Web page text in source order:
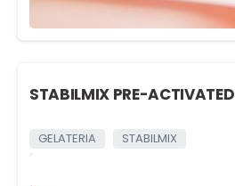
STABILMIX PRE-ACTIVATED
GELATERIA STABILMIX